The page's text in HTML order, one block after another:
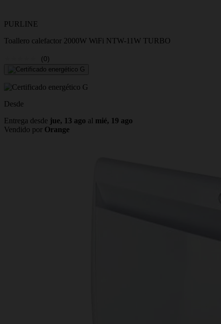
PURLINE
Toallero calefactor 2000W WiFi NTW-11W TURBO
(0)
Desde
Entrega desde jue, 13 ago al mié, 19 ago
Vendido por Orange